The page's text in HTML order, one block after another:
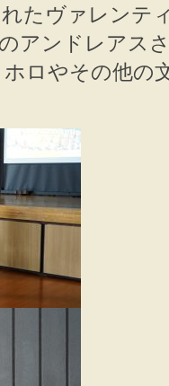
たヴァレンテ
アンドレアス
ロやその他の